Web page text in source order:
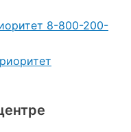
8-800-200-